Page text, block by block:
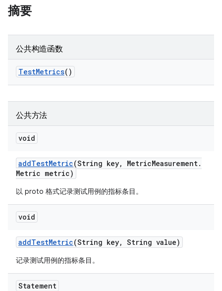
摘要
公共构造函数
TestMetrics()
公共方法
void
addTestMetric(String key, MetricMeasurement.
Metric metric)
以 proto 格式记录测试用例的指标条目。
void
addTestMetric(String key, String value)
记录测试用例的指标条目。
Statement